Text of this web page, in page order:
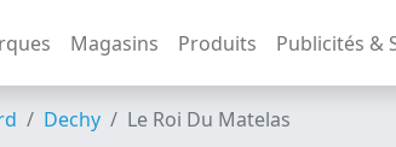
Magasins Produits Publicités &
Dechy Le Roi Du Matelas